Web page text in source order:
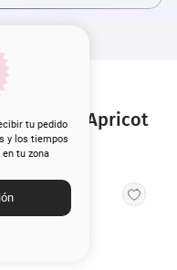
tu pedido
y los tiempos
tu zona
Lacquer Apricot